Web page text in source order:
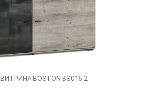
BOSTON BS016.2